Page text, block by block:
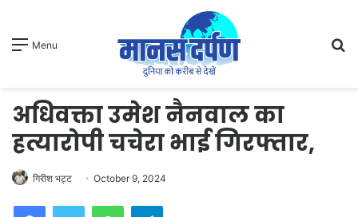
Menu
अधिवक्ता उमेश नैनवाल का
हत्यारोपी चचेरा भाई गिरफ्तार,
गिरीश भट्ट October 9, 2024
WhatsAppTelegram